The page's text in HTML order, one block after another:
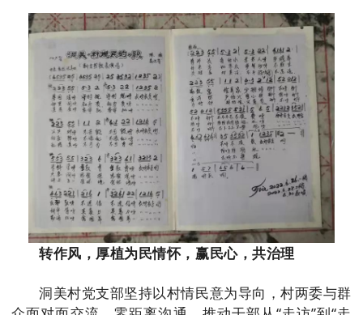
转作风，厚植为民情怀，赢民心，共治理
洞美村党支部坚持以村情民意为导向，村两委与群